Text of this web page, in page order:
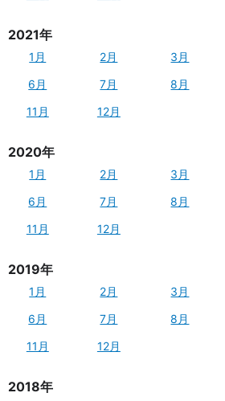
2021年
1月 2月 3月
6月
7月 8月
11月
12月
2020年
1月 2月 3月
6月
7月 8月
11月
12月
2019年
1月 2月 3月
6月
7月 8月
11月
12月
2018年